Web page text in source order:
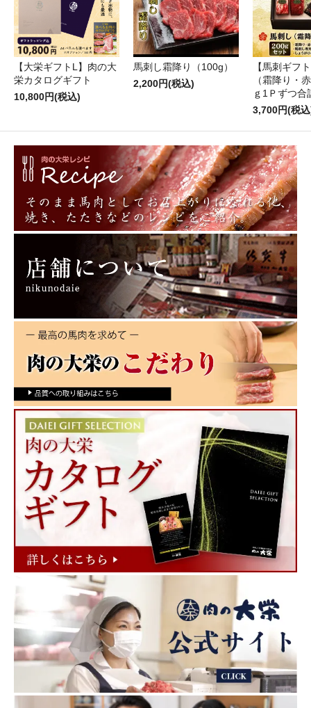
【大栄ギフトL】肉の大
栄カタログギフト
10,800円(税込)
馬刺し霜降り（100g）
2,200円(税込)
【馬刺ギフ
（霜降り・
ｇ1Ｐずつ合
3,700円(税